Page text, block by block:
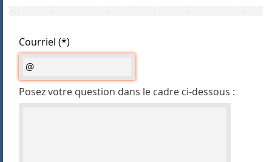
Courriel (*)
Posez votre question dans le cadre ci-dessous :